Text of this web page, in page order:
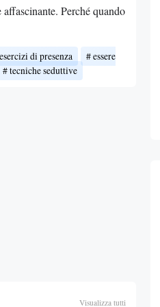
Perché quando
esercizi di presenza
essere
tecniche seduttive
Visualizza tutti